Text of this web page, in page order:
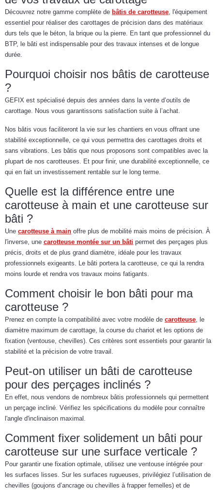
Découvrez notre gamme complète de bâtis de carotteuse, l'équipement
essentiel pour réaliser des carottages de précision dans des matériaux
durs tels que le béton, la brique ou la pierre. En tant que professionnel du
BTP, le bâti est indispensable pour des travaux intenses et de longue
durée.
Pourquoi choisir nos bâtis de carotteuse
?
GEFIX est spécialisé depuis des années dans la vente d’outils de
carottage. Nous vous garantissons satisfaction suite à l’achat.
Nos bâtis vous faciliteront la vie sur les chantiers en vous offrant une
stabilité exceptionnelle, ce qui vous permettra des carottages droits et
sans vibrations. Les bâtis que nous proposons sont compatibles avec la
plupart de nos carotteuses. Et pour finir, une durabilité exceptionnelle, ce
qui en fait un investissement rentable sur le long terme.
Quelle est la différence entre une
carotteuse à main et une carotteuse sur
bâti ?
Une carotteuse à main offre plus de mobilité mais moins de précision. À
l'inverse, une carotteuse montée sur un bâti permet des perçages plus
précis, droits et de plus grand diamètre, idéale pour les travaux
professionnels exigeants. Le bâti portera la carotteuse, ce qui la rendra
moins lourde et rendra vos travaux moins fatigants.
Comment choisir le bon bâti pour ma
carotteuse ?
Prenez en compte la compatibilité avec votre modèle de carotteuse, le
diamètre maximum de carottage, la course du chariot et les options de
fixation (ventouse, chevilles). Ces critères sont essentiels pour garantir la
stabilité et la précision de votre travail.
Peut-on utiliser un bâti de carotteuse
pour des perçages inclinés ?
En effet, nous vendons de nombreux bâtis professionnels qui permettent
un perçage incliné. Vérifiez les spécifications du modèle pour connaître
l'angle d'inclinaison maximal.
Comment fixer solidement un bâti pour
carotteuse sur une surface verticale ?
Pour garantir une fixation optimale, utilisez une ventouse intégrée pour
les surfaces lisses. Sur les surfaces rugueuses, privilégiez l’utilisation de
chevilles (goujons d’ancrage ou chevilles à frapper femelles) et de